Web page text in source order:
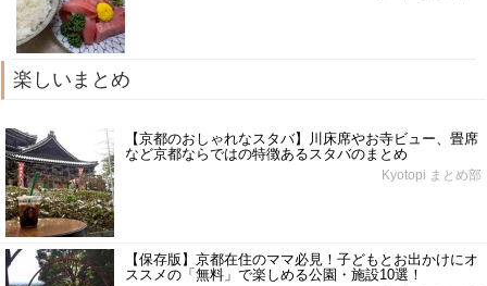
楽しいまとめ
【京都のおしゃれなスタバ】川床席やお寺ビュー、畳席
など京都ならではの特徴あるスタバのまとめ
Kyotopi まとめ部
【保存版】京都在住のママ必見！子どもとお出かけにオ
ススメの「無料」で楽しめる公園・施設10選！